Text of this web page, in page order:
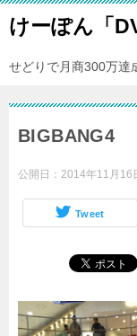
けーぽん「
せどりで月商300万達
BIGBANG4
公開日： 2014年11月16
Tweet